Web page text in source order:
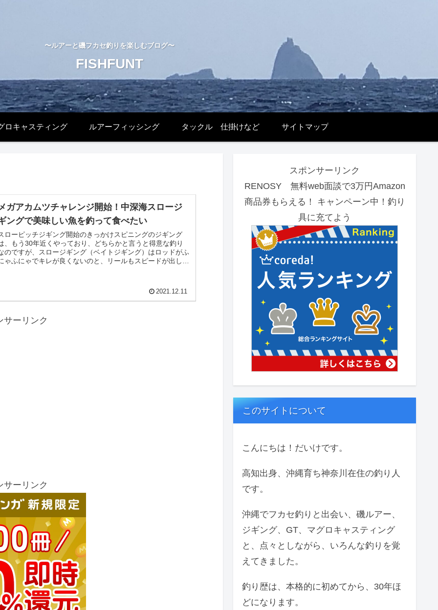
〜ルアーと磯フカセ釣りを楽しむブログ〜
FISHFUNT
ロキャスティング ルアーフィッシング タックル 仕掛けなど サイトマップ
ガアカムツチャレンジ開始！中深海スロージ
ングで美味しい魚を釣って食べたい
ローピッチジギング開始のきっかけスピニングのジギング
、もう30年近くやっており、どちらかと言うと得意な釣り
のですが、スロージギング（ベイトジギング）はロッドがふ
ゃふにゃでキレが良くないのと、リールもスピードが出しに
2021.12.11
サーリンク
サーリンク
スポンサーリンク
RENOSY 無料web面談で3万円Amazon
商品券もらえる！ キャンペーン中！釣り
具に充てよう
このサイトについて
こんにちは！だいけです。
高知出身、沖縄育ち神奈川在住の釣り人
です。
沖縄でフカセ釣りと出会い、磯ルアー、
ジギング、GT、マグロキャスティング
と、点々としながら、いろんな釣りを覚
えてきました。
釣り歴は、本格的に初めてから、30年ほ
どになります。